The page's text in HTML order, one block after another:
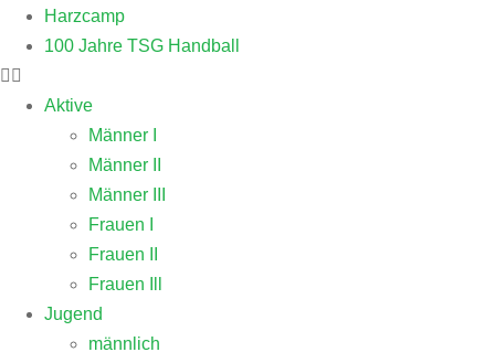
Harzcamp
100 Jahre TSG Handball
Aktive
Männer I
Männer II
Männer III
Frauen I
Frauen II
Frauen Ill
Jugend
männlich